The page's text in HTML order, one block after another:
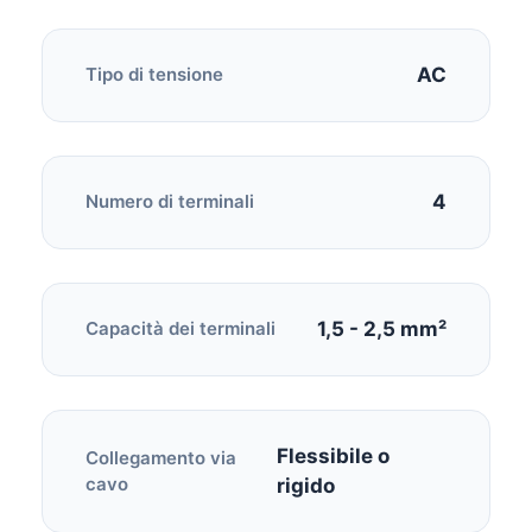
Tipo di tensione AC
Numero di terminali 4
Capacità dei terminali 1,5 - 2,5 mm²
Collegamento via
cavo
Flessibile o
rigido